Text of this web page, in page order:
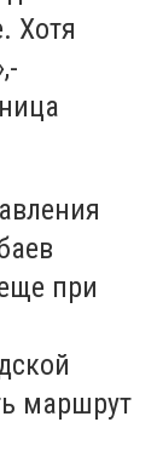
Хотя
при
маршрут